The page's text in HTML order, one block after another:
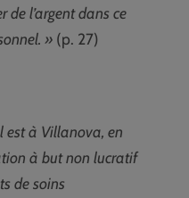
de l’argent dans ce
» (p. 27)
est à Villanova, en
à but non lucratif
de soins